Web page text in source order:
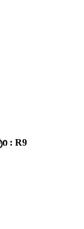
: R9